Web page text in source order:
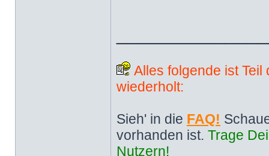
Alles folgende ist
wiederholt:
Sieh' in die FAQ!
vorhanden ist. Trage
Nutzern!